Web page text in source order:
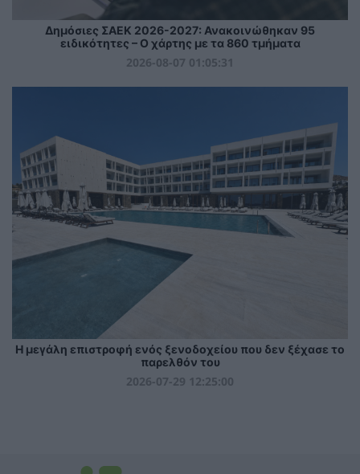
Δημόσιες ΣΑΕΚ 2026-2027: Ανακοινώθηκαν 95
ειδικότητες – Ο χάρτης με τα 860 τμήματα
2026-08-07 01:05:31
Η μεγάλη επιστροφή ενός ξενοδοχείου που δεν ξέχασε το
παρελθόν του
2026-07-29 12:25:00